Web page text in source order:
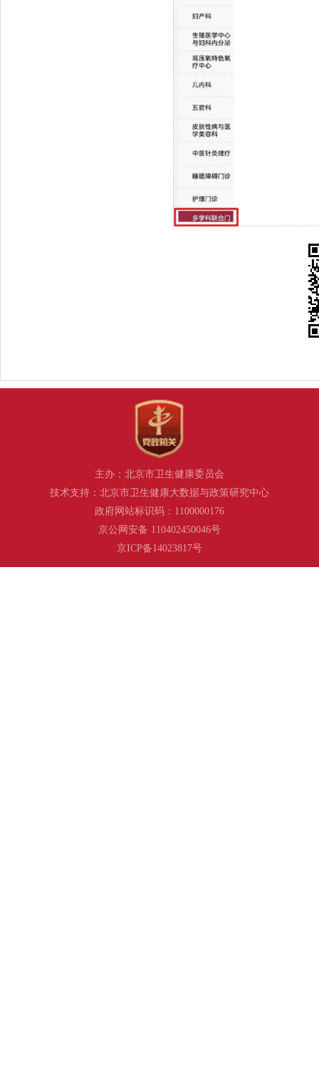
主办：北京市卫生健康委员会
技术支持：北京市卫生健康大数据与政策研究中心
政府网站标识码：1100000176
京公网安备 110402450046号
京ICP备14023817号